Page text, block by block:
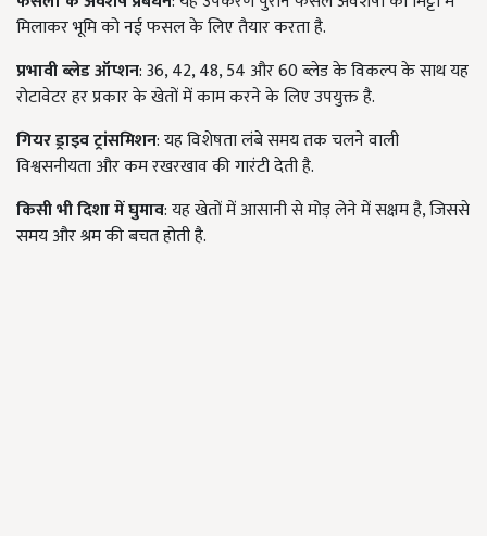
मिलाकर भूमि को नई फसल के लिए तैयार करता है.
प्रभावी ब्लेड ऑप्शन: 36, 42, 48, 54 और 60 ब्लेड के विकल्प के साथ यह
रोटावेटर हर प्रकार के खेतों में काम करने के लिए उपयुक्त है.
गियर ड्राइव ट्रांसमिशन: यह विशेषता लंबे समय तक चलने वाली
विश्वसनीयता और कम रखरखाव की गारंटी देती है.
किसी भी दिशा में घुमाव: यह खेतों में आसानी से मोड़ लेने में सक्षम है, जिससे
समय और श्रम की बचत होती है.